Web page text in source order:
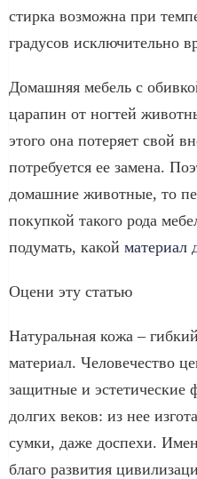
стирка возможна при
градусов исключительно
Домашняя мебель с
царапин от ногтей
этого она потеряет свой
потребуется ее замена.
домашние животные, то
покупкой такого рода
подумать, какой материал
Оцени эту статью
Натуральная кожа –
материал. Человечество
защитные и
долгих веков: из нее
сумки, даже доспехи.
благо развития